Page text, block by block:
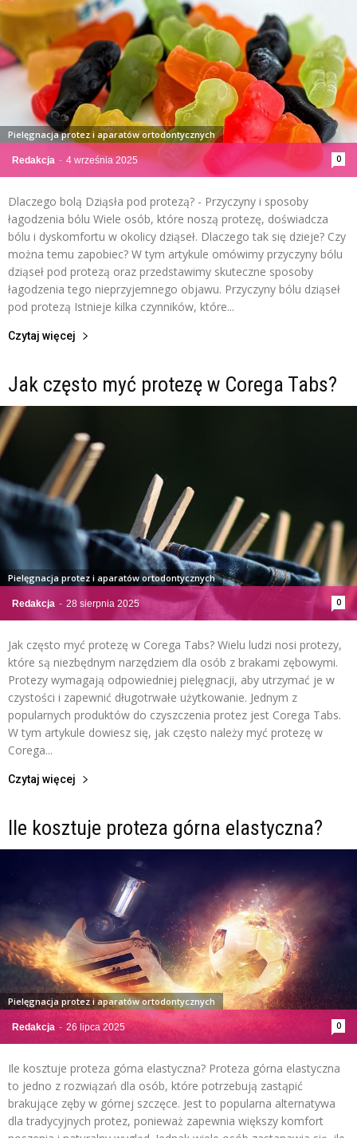
Redakcja - 4 września 2025 0
Pielęgnacja protez i aparatów ortodontycznych
Dlaczego bolą Dziąsła pod protezą? - Przyczyny i sposoby
łagodzenia bólu Wiele osób, które noszą protezę, doświadcza
bólu i dyskomfortu w okolicy dziąseł. Dlaczego tak się dzieje? Czy
można temu zapobiec? W tym artykule omówimy przyczyny bólu
dziąseł pod protezą oraz przedstawimy skuteczne sposoby
łagodzenia tego nieprzyjemnego objawu. Przyczyny bólu dziąseł
pod protezą Istnieje kilka czynników, które...
Czytaj więcej
Jak często myć protezę w Corega Tabs?
Redakcja - 28 sierpnia 2025 0
Pielęgnacja protez i aparatów ortodontycznych
Jak często myć protezę w Corega Tabs? Wielu ludzi nosi protezy,
które są niezbędnym narzędziem dla osób z brakami zębowymi.
Protezy wymagają odpowiedniej pielęgnacji, aby utrzymać je w
czystości i zapewnić długotrwałe użytkowanie. Jednym z
popularnych produktów do czyszczenia protez jest Corega Tabs.
W tym artykule dowiesz się, jak często należy myć protezę w
Corega...
Czytaj więcej
Ile kosztuje proteza górna elastyczna?
Redakcja - 26 lipca 2025 0
Pielęgnacja protez i aparatów ortodontycznych
Ile kosztuje proteza górna elastyczna? Proteza górna elastyczna
to jedno z rozwiązań dla osób, które potrzebują zastąpić
brakujące zęby w górnej szczęce. Jest to popularna alternatywa
dla tradycyjnych protez, ponieważ zapewnia większy komfort